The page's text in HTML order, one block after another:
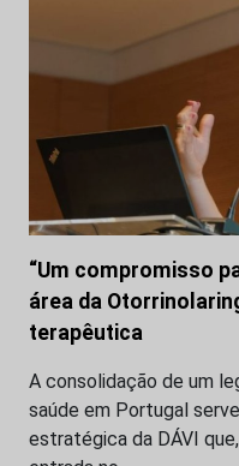
“Um compromisso
área da
terapêutica
A consolidação de um
saúde em Portugal
estratégica da DÁVI